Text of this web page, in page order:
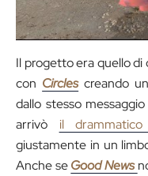
Il progetto era quello di
con Circlescreando
dallo stesso
arrivò il
giustamente in un
Anche seGood News